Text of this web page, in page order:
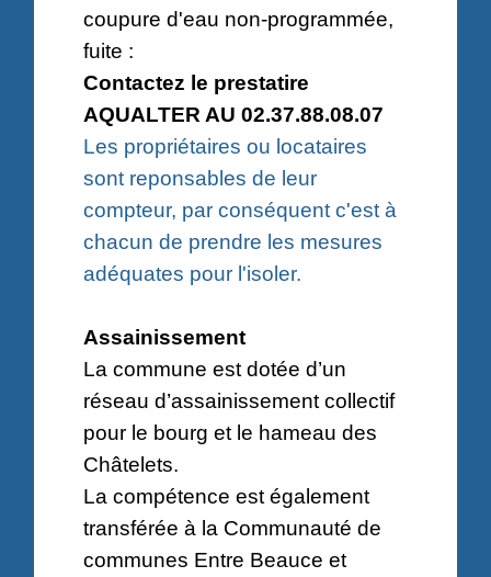
coupure d'eau non-programmée,
fuite :
Contactez le prestatire
AQUALTER AU 02.37.88.08.07
Les propriétaires ou locataires
sont reponsables de leur
compteur, par conséquent c'est à
chacun de prendre les mesures
adéquates pour l'isoler.
Assainissement
La commune est dotée d’un
réseau d’assainissement collectif
pour le bourg et le hameau des
Châtelets.
La compétence est également
transférée à la Communauté de
communes Entre Beauce et